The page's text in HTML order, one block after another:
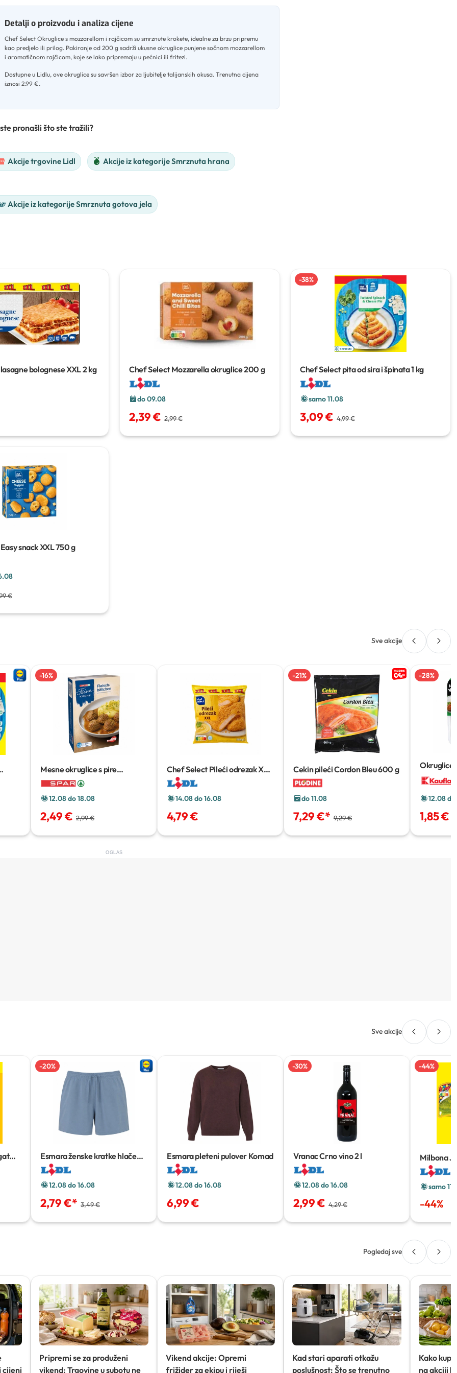
Detalji o proizvodu i analiza cijene
Chef Select Okruglice s mozzarellom i rajčicom su smrznute krokete, idealne za brzu pripremu
kao predjelo ili prilog. Pakiranje od 200 g sadrži ukusne okruglice punjene sočnom mozzarellom
i aromatičnom rajčicom, koje se lako pripremaju u pećnici ili fritezi.
Dostupne u Lidlu, ove okruglice su savršen izbor za ljubitelje talijanskih okusa. Trenutna cijena
iznosi 2.99 €.
pronašli što ste tražili?
Akcije trgovine Lidl Akcije iz kategorije Smrznuta hrana
Akcije iz kategorije Smrznuta gotova jela
bolognese XXL2 kg Chef Select Mozzarella okruglice200 g
do 09.08
2,39 € 2,99 €
-38%
Chef Select pita od sira i špinata1 kg
samo 11.08
3,09 € 4,99 €
snack XXL750 g
€
Sve akcije
-16%
Mesne okruglice s pire
krumpirom 330 g
12.08 do 18.08
2,49 € 2,99 €
Chef Select Pileći odrezak XXL
500 g
14.08 do 16.08
4,79 €
-21%
Cekin pileći Cordon Bleu600 g
do 11.08
7,29 €* 9,29 €
-28%
Okruglice,
12.08
1,85 €
OGLAS
Sve akcije
-20%
Esmara ženske kratke hlače
Komad
12.08 do 16.08
2,79 €* 3,49 €
Esmara pleteni pulover Komad
12.08 do 16.08
6,99 €
-30%
Vranac Crno vino2 l
12.08 do 16.08
2,99 € 4,29 €
-44%
Milbona
samo
-44%
Pogledaj sve
cijeni
Pripremi se za produženi
vikend: Trgovine u subotu ne
Vikend akcije: Opremi
frižider za ekipu i riješi
Kad stari aparati otkažu
poslušnost: Što se trenutno
Kako
na akciji